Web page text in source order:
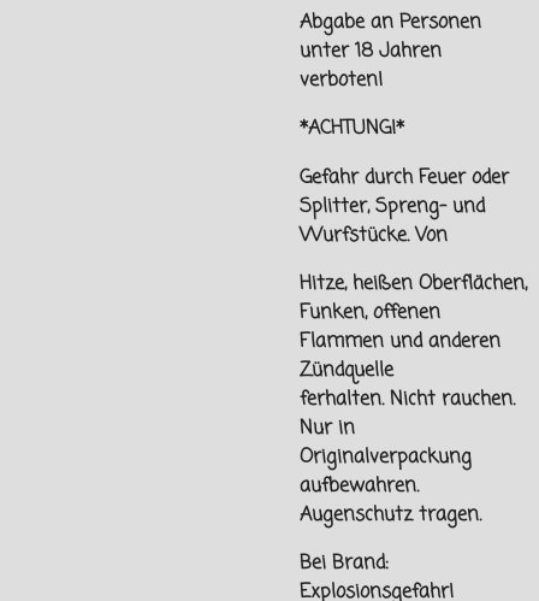
Abgabe an Personen
unter18 Jahren
verboten!
*ACHTUNG!*
Gefahr durch Feuer oder
Splitter, Spreng- und
Wurfstücke. Von
Hitze, heißen Oberflächen,
Funken, offenen
Flammen undanderen
Zündquelle
ferhalten.Nicht rauchen.
Nur in
Originalverpackung
aufbewahren.
Augenschutz tragen.
Bei Brand:
Explosionsgefahr!